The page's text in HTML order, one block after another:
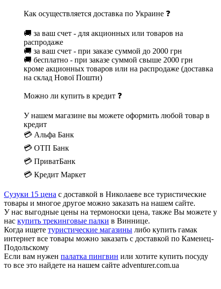
Как осуществляется доставка по Украине ❓
🚚 за ваш счет - для акционных или товаров на
распродаже
🚚 за ваш счет - при заказе суммой до 2000 грн
🚚 бесплатно - при заказе суммой свыше 2000 грн
кроме акционных товаров или на распродаже (доставка
на склад Нової Пошти)
Можно ли купить в кредит ❓
У нашем магазине вы можете оформить любой товар в
кредит
💳 Альфа Банк
💳 ОТП Банк
💳 ПриватБанк
💳 Кредит Маркет
Сузуки 15 цена с доставкой в Николаеве все туристические
товары и многое другое можно заказать на нашем сайте.
У нас выгодные цены на термоноски цена, также Вы можете у
нас купить трекинговые палки в Виннице.
Когда ищете туристические магазины либо купить гамак
интернет все товары можно заказать с доставкой по Каменец-
Подольскому
Если вам нужен палатка пингвин или хотите купить посуду
то все это найдете на нашем сайте adventurer.com.ua